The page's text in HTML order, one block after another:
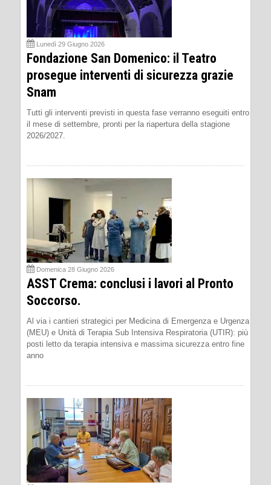
Lunedì 29 Giugno 2026
Fondazione San Domenico: il Teatro
prosegue interventi di sicurezza grazie
Snam
Tutti gli interventi previsti in questa fase verranno eseguiti entro
il mese di settembre, pronti per la riapertura della stagione
2026/2027.
Domenica 28 Giugno 2026
ASST Crema: conclusi i lavori al Pronto
Soccorso.
Al via i cantieri strategici per Medicina di Emergenza e Urgenza
(MEU) e Unità di Terapia Sub Intensiva Respiratoria (UTIR): più
posti letto da terapia intensiva e massima sicurezza entro fine
anno